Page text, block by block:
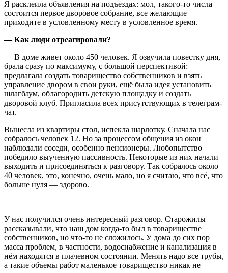
Я расклеила объявления на подъездах: мол, такого-то числа
состоится первое дворовое собрание, все желающие
приходите в условленному месту в условленное время.
— Как люди отреагировали?
— В доме живет около 450 человек. Я озвучила повестку дня,
брала сразу по максимуму, с большой перспективой:
предлагала создать товарищество собственников и взять
управление двором в свои руки, ещё была идея установить
шлагбаум, облагородить детскую площадку и создать
дворовой клуб. Пригласила всех присутствующих в телеграм-
чат.
Вынесла из квартиры стол, испекла шарлотку. Сначала нас
собралось человек 12. Но за процессом общения из окон
наблюдали соседи, особенно пенсионеры. Любопытство
победило выученную пассивность. Некоторые из них начали
выходить и присоединяться к разговору. Так собралось около
40 человек, это, конечно, очень мало, но я считаю, что всё, что
больше нуля — здорово.
У нас получился очень интересный разговор. Старожилы
рассказывали, что наш дом когда-то был в товариществе
собственников, но что-то не сложилось. У дома до сих пор
масса проблем, в частности, водоснабжение и канализация в
нём находятся в плачевном состоянии. Менять надо все трубы,
а такие объемы работ маленькое товарищество никак не